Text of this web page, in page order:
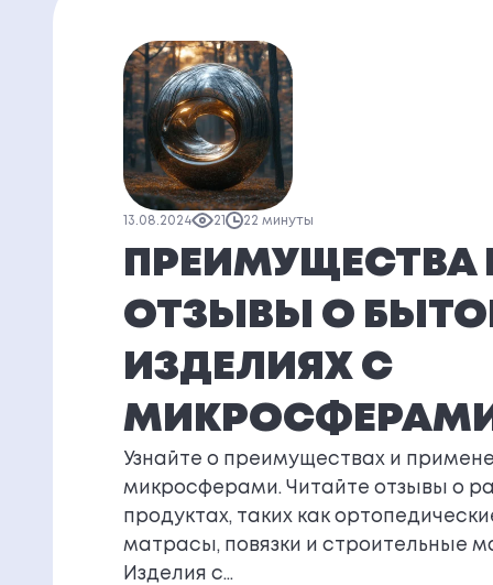
13.08.2024 21 22 минуты
ПРЕИМУЩЕСТВА
ОТЗЫВЫ О
ИЗДЕЛИЯХ С
МИКРОСФЕРАМИ
Узнайте о преимуществах и
микросферами. Читайте отзывы о
продуктах, таких как
матрасы, повязки и строительные
Изделия с…